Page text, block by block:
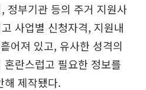
정부기관 등의 주거 지원사
사업별 신청자격, 지원내
어져 있고, 유사한 성격의
란스럽고 필요한 정보를
해 제작됐다.